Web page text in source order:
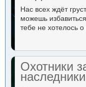
Нас всех ждёт
можешь
тебе не хотелось
Охотники